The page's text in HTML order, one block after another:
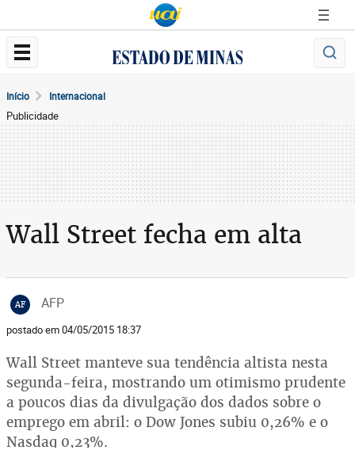
Início Internacional
Publicidade
Wall Street fecha em alta
AF AFP
postado em 04/05/2015 18:37
Wall Street manteve sua tendência altista nesta
segunda-feira, mostrando um otimismo prudente
a poucos dias da divulgação dos dados sobre o
emprego em abril: o Dow Jones subiu 0,26% e o
Nasdaq 0,23%.